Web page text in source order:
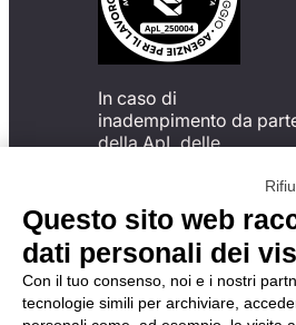
In caso di
inadempimento da
della ApL delle
del Codice di
possibile presentare un
reclamo
all’Organismo di
Monitoraggio
una delle modalità
descritte al seguente
Questo sito web
dati personali dei
Con il tuo consenso, noi e i nostri
tecnologie simili per archiviare,